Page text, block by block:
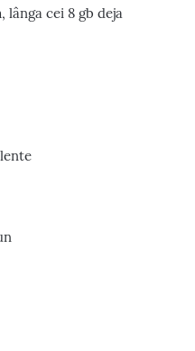
lânga cei 8 gb deja